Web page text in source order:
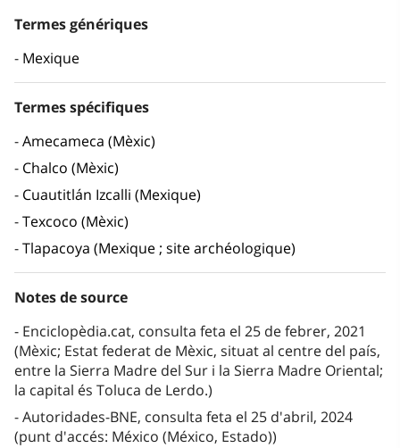
Termes génériques
Mexique
Termes spécifiques
Amecameca (Mèxic)
Chalco (Mèxic)
Cuautitlán Izcalli (Mexique)
Texcoco (Mèxic)
Tlapacoya (Mexique ; site archéologique)
Notes de source
Enciclopèdia.cat, consulta feta el 25 de febrer, 2021
(Mèxic; Estat federat de Mèxic, situat al centre del país,
entre la Sierra Madre del Sur i la Sierra Madre Oriental;
la capital és Toluca de Lerdo.)
Autoridades-BNE, consulta feta el 25 d'abril, 2024
(punt d'accés: México (México, Estado))